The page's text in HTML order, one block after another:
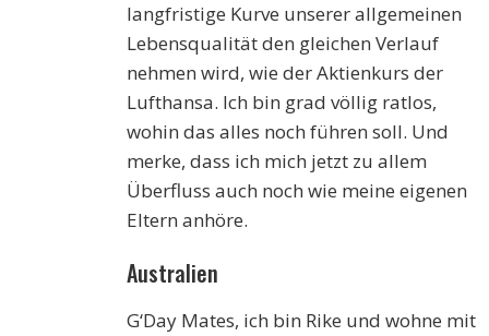
langfristige Kurve unserer allgemeinen
Lebensqualität den gleichen Verlauf
nehmen wird, wie der Aktienkurs der
Lufthansa. Ich bin grad völlig ratlos,
wohin das alles noch führen soll. Und
merke, dass ich mich jetzt zu allem
Überfluss auch noch wie meine eigenen
Eltern anhöre.
Australien
G‘Day Mates, ich bin Rike und wohne mit